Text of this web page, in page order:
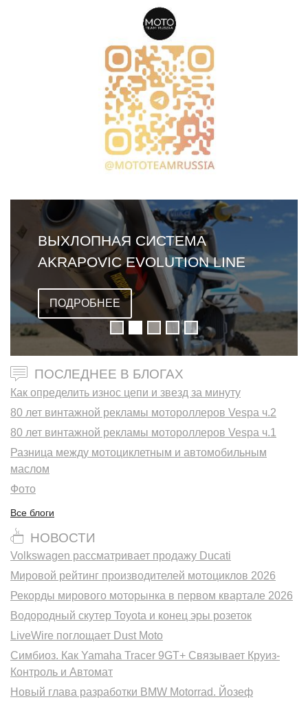
ВЫХЛОПНАЯ СИСТЕМА
AKRAPOVIC EVOLUTION LINE
ДЛЯ YAMAHA YZ450F 2018
ПОДРОБНЕЕ
ПОСЛЕДНЕЕ В БЛОГАХ
Как определить износ цепи и звезд за минуту
80 лет винтажной рекламы мотороллеров Vespa ч.2
80 лет винтажной рекламы мотороллеров Vespa ч.1
Разница между мотоциклетным и автомобильным
маслом
Фото
Все блоги
НОВОСТИ
Volkswagen рассматривает продажу Ducati
Мировой рейтинг производителей мотоциклов 2026
Рекорды мирового моторынка в первом квартале 2026
Водородный скутер Toyota и конец эры розеток
LiveWire поглощает Dust Moto
Симбиоз. Как Yamaha Tracer 9GT+ Связывает Круиз-
Контроль и Автомат
Новый глава разработки BMW Motorrad. Йозеф